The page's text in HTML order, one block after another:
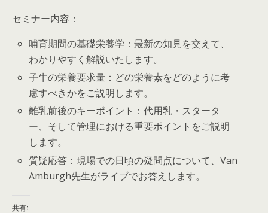
セミナー内容：
哺育期間の基礎栄養学：最新の知見を交えて、
わかりやすく解説いたします。
子牛の栄養要求量：どの栄養素をどのように考
慮すべきかをご説明します。
離乳前後のキーポイント：代用乳・スタータ
ー、そして管理における重要ポイントをご説明
します。
質疑応答：現場での日頃の疑問点について、Van
Amburgh先生がライブでお答えします。
共有: